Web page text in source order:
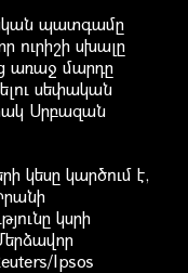
պատգամը
ուրիշի սխալը
առաջ մարդը
սեփական
Սրբազան
կեսը կարծում է,
կսրի
Ipsos